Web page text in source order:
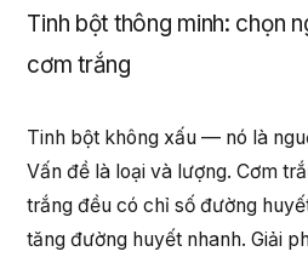
Tinh bột thông minh: chọn
cơm trắng
Tinh bột không xấu — nó là
Vấn đề là loại và lượng. Cơm
trắng đều có chỉ số đường
tăng đường huyết nhanh. Giải